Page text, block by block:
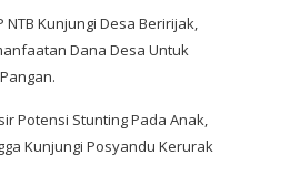
NTB Kunjungi Desa Beririjak,
Dana Desa Untuk
Potensi Stunting Pada Anak,
Kunjungi Posyandu Kerurak